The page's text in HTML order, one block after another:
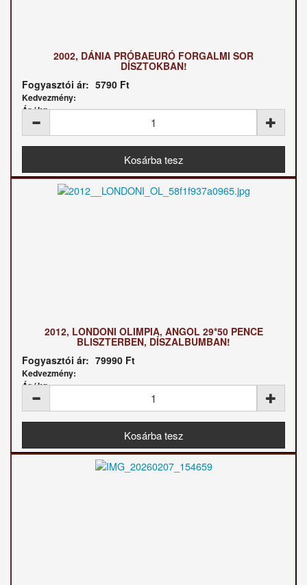
2002, DÁNIA PRÓBAEURÓ FORGALMI SOR
DÍSZTOKBAN!
Fogyasztói ár: 5790 Ft
Kedvezmény:
Ár / kg:
2012, LONDONI OLIMPIA, ANGOL 29*50 PENCE
BLISZTERBEN, DÍSZALBUMBAN!
Fogyasztói ár: 79990 Ft
Kedvezmény:
Ár / kg: